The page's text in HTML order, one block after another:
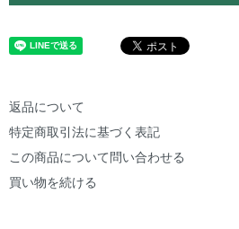
返品について
特定商取引法に基づく表記
この商品について問い合わせる
買い物を続ける